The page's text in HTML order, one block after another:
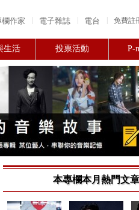
免費註
欄作家 電子雜誌 電台
生活 投票活動 P-
本專欄本月熱門文章